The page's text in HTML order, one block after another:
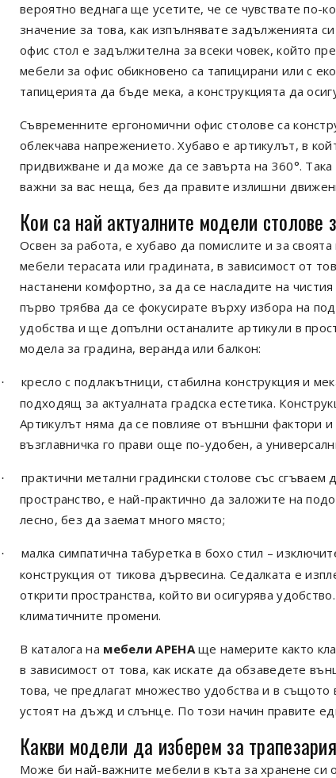
вероятно веднага ще усетите, че се чувствате
значение за това, как изпълнявате задълженията
офис стол е задължителна за всеки човек, който
мебели за офис обикновено са тапицирани или с
тапицерията да бъде мека, а конструкцията да
Съвременните ергономични офис столове са
облекчава напрежението. Хубаво е артикулът, в
придвижване и да може да се завърта на 360°.
важни за вас неща, без да правите излишни
Кои са най актуалните модели столове
Освен за работа, е хубаво да помислите и за
мебели терасата или градината, в зависимост от
настанени комфортно, за да се насладите на
първо трябва да се фокусирате върху избора на
удобства и ще допълни останалите артикули в
модела за градина, веранда или балкон:
·
кресло с подлакътници, стабилна конструкция и
подходящ за актуалната градска естетика.
Артикулът няма да се повлияе от външни фактори
възглавничка го прави още по-удобен, а
·
практични метални градински столове със
пространство, е най-практично да заложите на
лесно, без да заемат много място;
·
малка симпатична табуретка в бохо стил –
конструкция от тикова дървесина. Седалката е
открити пространства, който ви осигурява
климатичните промени.
В каталога на мебели АРЕНАще намерите както
в зависимост от това, как искате да обзаведете
това, че предлагат множество удобства и в
устоят на дъжд и слънце. По този начин правите
Какви модели да изберем за
Може би най-важните мебели в къта за хранене си